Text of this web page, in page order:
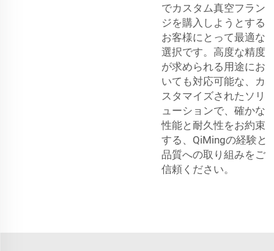
でカスタム真空フラン
ジを購入しようとする
お客様にとって最適な
選択です。高度な精度
が求められる用途にお
いても対応可能な、カ
スタマイズされたソリ
ューションで、確かな
性能と耐久性をお約束
する、QiMingの経験と
品質への取り組みをご
信頼ください。